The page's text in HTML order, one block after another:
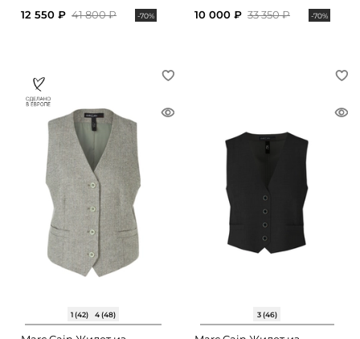
12 550 ₽ 41 800 ₽ -70%
10 000 ₽ 33 350 ₽ -70%
1 (42) 4 (48) 3 (46)